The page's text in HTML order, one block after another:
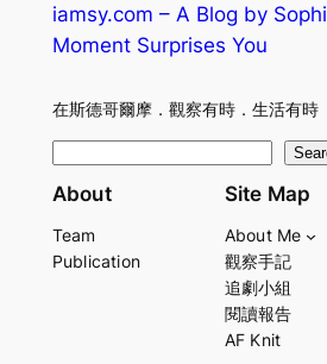
iamsy.com – A Blog by
Moment Surprises You
在斯德哥爾摩．觀察有時．生活有時
e
r
About
Team
Publication
Site Map
About Me
觀察手記
追劇小組
閱讀報告
AF Knit